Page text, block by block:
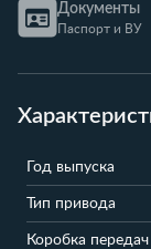
Документы
Паспорт и ВУ
Год выпуска
Тип привода
Коробка передач